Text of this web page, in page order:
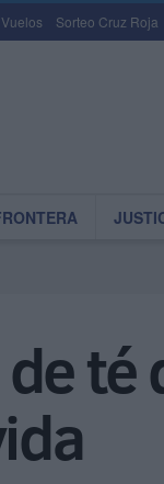
Vuelos Sorteo Cruz Roja